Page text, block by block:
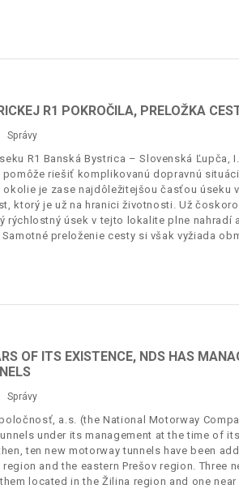
R1 POKROČILA, PRELOŽKA
Správy
R1 Banská Bystrica – Slovenská
riešiť komplikovanú dopravnú
okolie je zase najdôležitejšou časťou úseku
ktorý je už na hranici životnosti. Už
rýchlostný úsek v tejto lokalite plne nahradí
preloženie cesty si však vyžiada
OF ITS EXISTENCE, NDS HAS
Správy
a.s. (the National Motorway
under its management at the time of
ten new motorway tunnels have been
and the eastern Prešov region. Three
located in the Žilina region and one